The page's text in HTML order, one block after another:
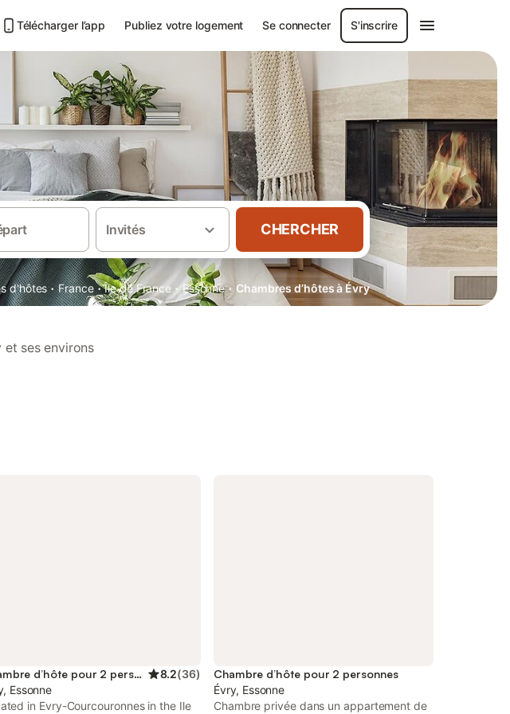
Télécharger l’app Publiez votre logement Se connecter S'inscrire
Invités CHERCHER
d'hôtes · France · Île de France · Essonne · Chambres d’hôtes à Évry
ses environs
Chambre d’hôte pour 2 personnes 8.2(36)
Essonne
in Evry-Courcouronnes in the Ile
Chambre d’hôte pour 2 personnes
Évry, Essonne
Chambre privée dans un appartement de